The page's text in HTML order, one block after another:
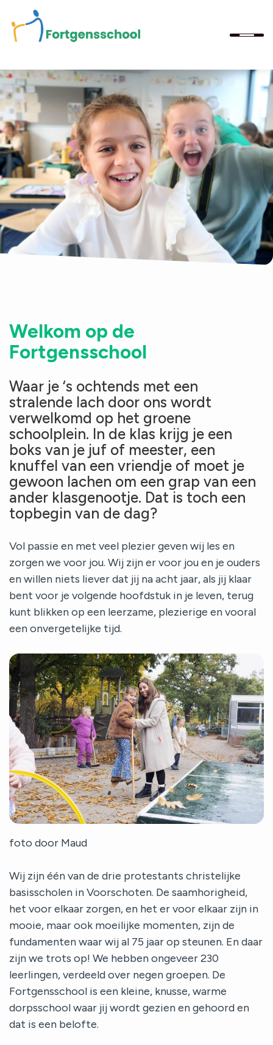
Home
Bekijk onze school
Onze school
Ouders
Informatie
Contact
Welkom op de
Fortgensschool
Waar je ‘s ochtends met een
stralende lach door ons wordt
verwelkomd op het groene
schoolplein. In de klas krijg je een
boks van je juf of meester, een
knuffel van een vriendje of moet je
gewoon lachen om een grap van een
ander klasgenootje. Dat is toch een
topbegin van de dag?
Vol passie en met veel plezier geven wij les en
zorgen we voor jou. Wij zijn er voor jou en je ouders
en willen niets liever dat jij na acht jaar, als jij klaar
bent voor je volgende hoofdstuk in je leven, terug
kunt blikken op een leerzame, plezierige en vooral
een onvergetelijke tijd.
foto door Maud
Wij zijn één van de drie protestants christelijke
basisscholen in Voorschoten. De saamhorigheid,
het voor elkaar zorgen, en het er voor elkaar zijn in
mooie, maar ook moeilijke momenten, zijn de
fundamenten waar wij al 75 jaar op steunen. En daar
zijn we trots op! We hebben ongeveer 230
leerlingen, verdeeld over negen groepen. De
Fortgensschool is een kleine, knusse, warme
dorpsschool waar jij wordt gezien en gehoord en
dat is een belofte.